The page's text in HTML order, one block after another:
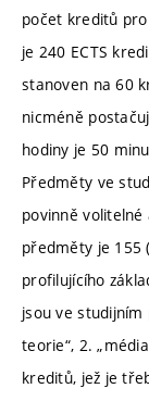
počet kreditů
je 240 ECTS
stanoven na 60
nicméně
hodiny je 50
Předměty ve
povinně
předměty je 155
profilujícího
jsou ve studijním
teorie“, 2.
kreditů, jež je